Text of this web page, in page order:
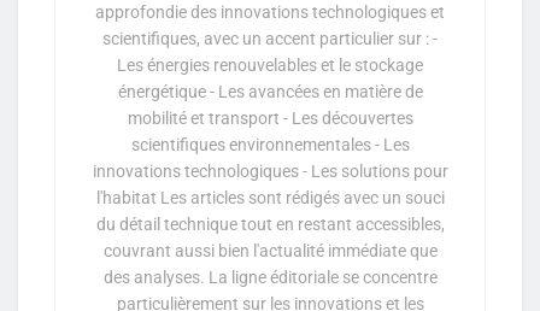
approfondie des innovations technologiques et
scientifiques, avec un accent particulier sur : -
Les énergies renouvelables et le stockage
énergétique - Les avancées en matière de
mobilité et transport - Les découvertes
scientifiques environnementales - Les
innovations technologiques - Les solutions pour
l'habitat Les articles sont rédigés avec un souci
du détail technique tout en restant accessibles,
couvrant aussi bien l'actualité immédiate que
des analyses. La ligne éditoriale se concentre
particulièrement sur les innovations et les